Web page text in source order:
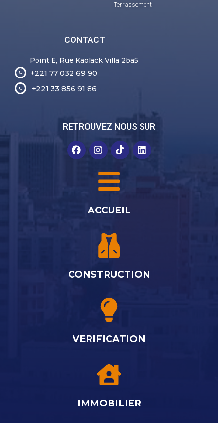
Terrassement
CONTACT
Point E, Rue Kaolack Villa 2ba5
+221 77 032 69 90
+221 33 856 91 86
RETROUVEZ NOUS SUR
ACCUEIL
CONSTRUCTION
VERIFICATION
IMMOBILIER